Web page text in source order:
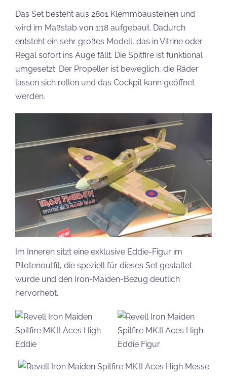
Das Set besteht aus 2801 Klemmbausteinen und
wird im Maßstab von 1:18 aufgebaut. Dadurch
entsteht ein sehr großes Modell, das in Vitrine oder
Regal sofort ins Auge fällt. Die Spitfire ist funktional
umgesetzt: Der Propeller ist beweglich, die Räder
lassen sich rollen und das Cockpit kann geöffnet
werden.
Im Inneren sitzt eine exklusive Eddie-Figur im
Pilotenoutfit, die speziell für dieses Set gestaltet
wurde und den Iron-Maiden-Bezug deutlich
hervorhebt.